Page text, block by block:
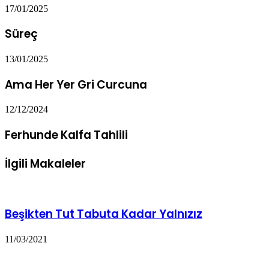
17/01/2025
Süreç
13/01/2025
Ama Her Yer Gri Curcuna
12/12/2024
Ferhunde Kalfa Tahlili
İlgili Makaleler
Beşikten Tut Tabuta Kadar Yalnızız
11/03/2021